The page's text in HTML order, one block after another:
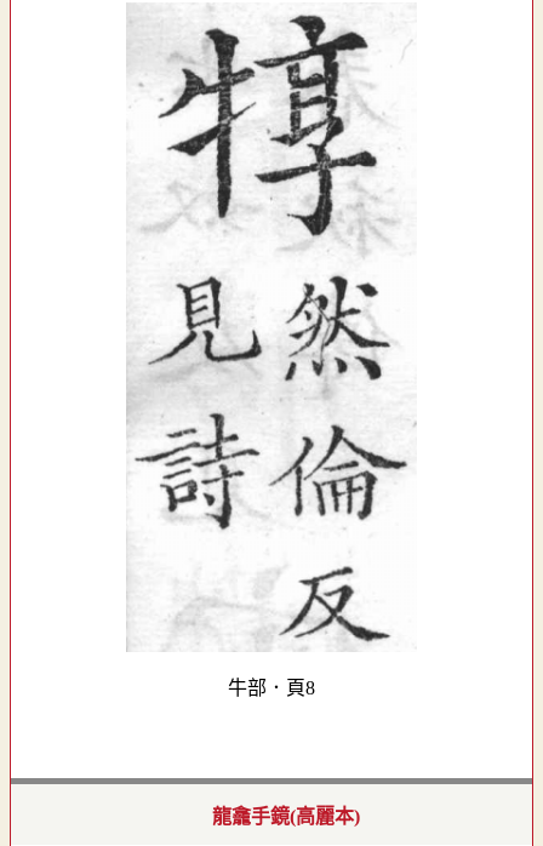
牛部．頁8
龍龕手鏡(高麗本)